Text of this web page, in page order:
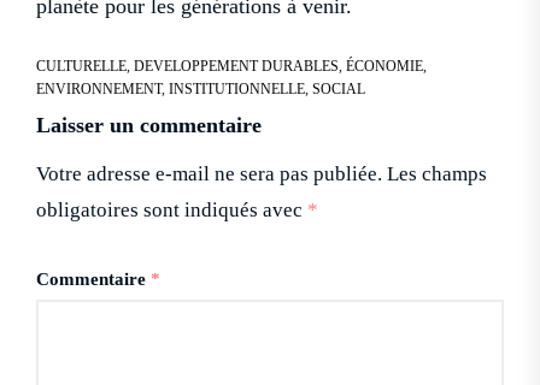
planète pour les générations à venir.
CULTURELLE DEVELOPPEMENT DURABLES ÉCONOMIE
ENVIRONNEMENT, INSTITUTIONNELLE SOCIAL
Laisser un commentaire
Votre adresse e-mail ne sera pas publiée. Les champs
obligatoires sont indiqués avec *
Commentaire *